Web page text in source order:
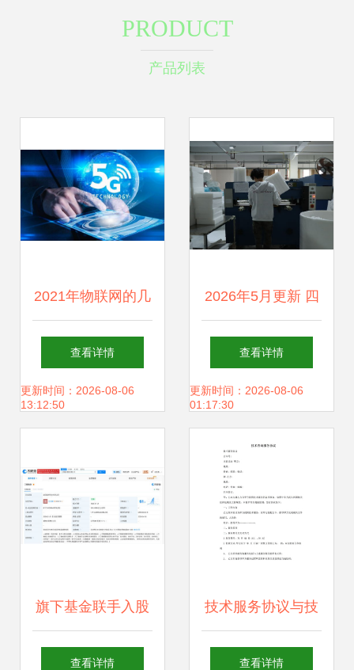
PRODUCT
产品列表
2021年物联网的几
大趋势 智能科技深
入人心
查看详情
更新时间：2026-08-06
13:12:50
2026年5月更新 四
川真空袋可靠供应
商盘点与深度推荐
与技术服务的实用
选择
查看详情
更新时间：2026-08-06
01:17:30
旗下基金联手入股
人工智能公司量坤
查看详情
技术服务协议与技
术咨询及技术服务
查看详情